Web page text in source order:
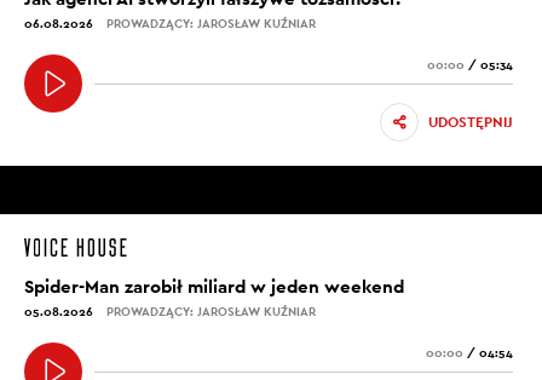
06.08.2026 PROWADZĄCY: JAROSŁAW KUŹNIAR
00:00 / 05:34
UDOSTĘPNIJ
Spider-Man zarobił miliard w jeden weekend
05.08.2026 PROWADZĄCY: JAROSŁAW KUŹNIAR
00:00 / 04:54